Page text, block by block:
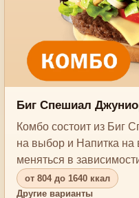
Биг Спешиал
Комбо состоит из Биг
на выбор и Напитка
меняться в
от 804 до 1640 ккал
Другие варианты